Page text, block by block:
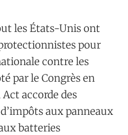
les États-Unis ont
pour
contre les
par le Congrès en
accorde des
aux panneaux
batteries